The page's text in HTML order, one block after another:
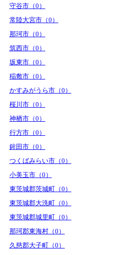
守谷市（0）
常陸大宮市（0）
那珂市（0）
筑西市（0）
坂東市（0）
稲敷市（0）
かすみがうら市（0）
桜川市（0）
神栖市（0）
行方市（0）
鉾田市（0）
つくばみらい市（0）
小美玉市（0）
東茨城郡茨城町（0）
東茨城郡大洗町（0）
東茨城郡城里町（0）
那珂郡東海村（0）
久慈郡大子町（0）